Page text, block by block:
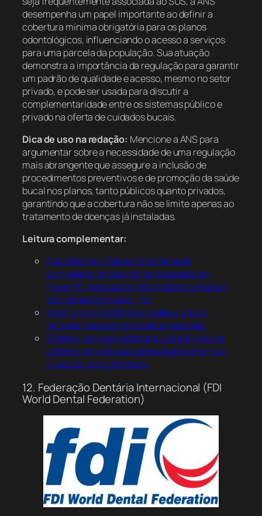
desempenha um papel importante ao definir a
cobertura mínima obrigatória para os planos
odontológicos, influenciando o acesso a serviços
para uma parcela da população. Sua atuação
demonstra a importância da regulação para garantir
um padrão de qualidade e acesso, mesmo no setor
privado, e pode ser usada para discutir a
complementaridade entre os sistemas público e
privado na oferta de cuidados bucais.
Dica de uso na redação: Mencione a ANS para
argumentar sobre a necessidade de uma regulação
mais abrangente que assegure a inclusão de
procedimentos preventivos e de promoção da saúde
bucal nos planos, tanto públicos quanto privados,
garantindo que a cobertura não se limite apenas ao
tratamento de doenças já instaladas.
Leitura complementar:
Apple Network Server Uma linha de
computadores servidores baseados em
PowerPC projetados, fabricados e vendidos
pela Apple Computer, Inc.
Anna Nicole Smith Uma modelo, atriz e
personalidade de televisão americana.
Sistema nervoso autônomo Uma divisão do
sistema nervoso que opera órgãos internos,
músculo liso e glândulas.
12. Federação Dentária Internacional (FDI
World Dental Federation)